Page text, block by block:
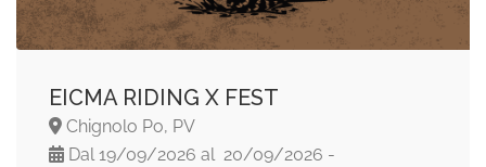
EICMA RIDING X FEST
Chignolo Po, PV
Dal 19/09/2026 al 20/09/2026 -